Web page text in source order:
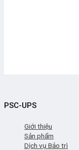
PSC-UPS
Giới thiệu
Sản phẩm
Dịch vụ Bảo trì